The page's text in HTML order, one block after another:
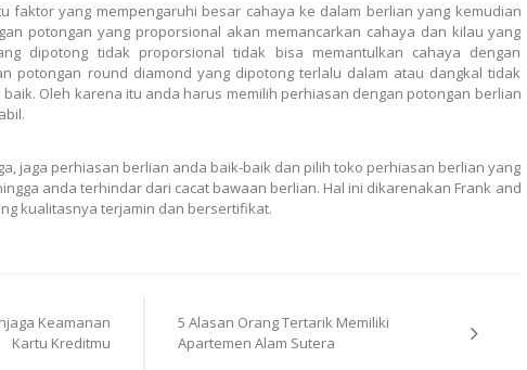
faktor yang mempengaruhi besar cahaya ke dalam berlian yang kemudian
potongan yang proporsional akan memancarkan cahaya dan kilau yang
dipotong tidak proporsional tidak bisa memantulkan cahaya dengan
potongan round diamond yang dipotong terlalu dalam atau dangkal tidak
Oleh karena itu anda harus memilih perhiasan dengan potongan berlian
jaga perhiasan berlian anda baik-baik dan pilih toko perhiasan berlian yang
anda terhindar dari cacat bawaan berlian. Hal ini dikarenakan Frank and
kualitasnya terjamin dan bersertifikat.
Keamanan
Kartu Kreditmu
5 Alasan Orang Tertarik Memiliki
Apartemen Alam Sutera